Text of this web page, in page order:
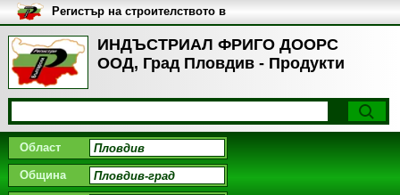
ИНДЪСТРИАЛ ФРИГО ДООРС
ООД, Град Пловдив - Продукти
Регистър на строителството в
България
Област
Община